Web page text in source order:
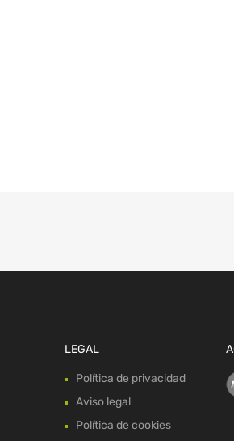
LEGAL
Política de privacidad
Aviso legal
Política de cookies